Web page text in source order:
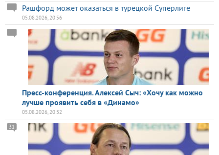
Рашфорд может оказаться в турецкой Суперлиге
05.08.2026, 20:56
Пресс-конференция. Алексей Сыч: «Хочу как можно
лучше проявить себя в «Динамо»
05.08.2026, 20:32
31